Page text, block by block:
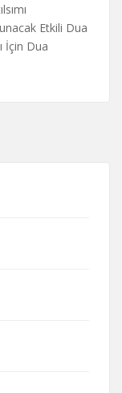
Etkili Dua
İçin Dua